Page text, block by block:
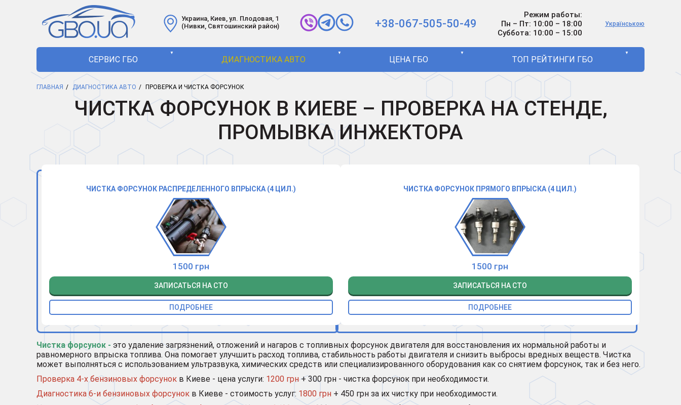
Украина, Киев, ул. Плодовая, 1
(Нивки, Святошинский район)
+38-067-505-50-49
Режим работы:
Пн – Пт: 10:00 – 18:00
Суббота: 10:00 – 15:00
Українською
СЕРВИС ГБО
▼
ДИАГНОСТИКА АВТО
▼
ЦЕНА ГБО
▼
ТОП РЕЙТИНГИ ГБО
▼
ГЛАВНАЯ ДИАГНОСТИКА АВТО ПРОВЕРКА И ЧИСТКА ФОРСУНОК
ЧИСТКА ФОРСУНОК В КИЕВЕ – ПРОВЕРКА НА СТЕНДЕ,
ПРОМЫВКА ИНЖЕКТОРА
ЧИСТКА ФОРСУНОК РАСПРЕДЕЛЕННОГО ВПРЫСКА (4 ЦИЛ.)
1500 грн
ЗАПИСАТЬСЯ НА СТО
ПОДРОБНЕЕ
ЧИСТКА ФОРСУНОК ПРЯМОГО ВПРЫСКА (4 ЦИЛ.)
1500 грн
ЗАПИСАТЬСЯ НА СТО
ПОДРОБНЕЕ
Чистка форсунок - это удаление загрязнений, отложений и нагаров с топливных форсунок двигателя для восстановления их нормальной работы и
равномерного впрыска топлива. Она помогает улучшить расход топлива, стабильность работы двигателя и снизить выбросы вредных веществ. Чистка
может выполняться с использованием ультразвука, химических средств или специализированного оборудования как со снятием форсунок, так и без него.
Проверка 4-х бензиновых форсунок в Киеве - цена услуги: 1200 грн+ 300 грн - чистка форсунок при необходимости.
Диагностика 6-и бензиновых форсунок в Киеве - стоимость услуг: 1800 грн + 450 грн за их чистку при необходимости.